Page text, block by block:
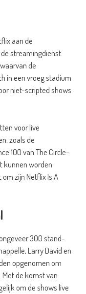
aan de
streamingdienst.
de
in een vroeg stadium
niet-scripted shows
voor live
zoals de
100 van The Circle-
kunnen worden
zijn Netflix Is A
300 stand-
Larry David en
opgenomen om
de komst van
om de shows live